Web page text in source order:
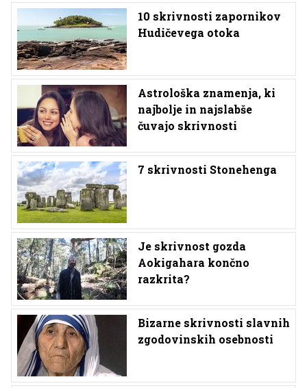
10 skrivnosti zapornikov
Hudičevega otoka
Astrološka znamenja, ki
najbolje in najslabše
čuvajo skrivnosti
7 skrivnosti Stonehenga
Je skrivnost gozda
Aokigahara končno
razkrita?
Bizarne skrivnosti slavnih
zgodovinskih osebnosti